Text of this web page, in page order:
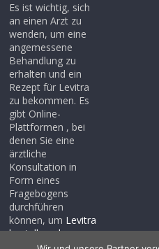
Es ist wichtig, sich
an einen Arzt zu
wenden, um eine
angemessene
Behandlung zu
erhalten und ein
Rezept für Levitra
zu bekommen. Es
gibt Online-
Plattformen , bei
denen Sie eine
ärztliche
Konsultation in
Form eines
Fragebogens
durchführen
können, um Levitra
bestellen ohne